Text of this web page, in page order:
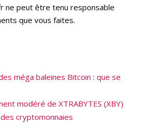
ne peut être tenu responsable
que vous faites.
méga baleines Bitcoin : que se
modéré de XTRABYTES (XBY)
cryptomonnaies